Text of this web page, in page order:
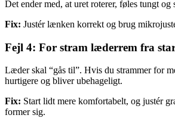
Det ender med, at uret roterer, føles tungt og
Fix: Justér lænken korrekt og brug
Fejl 4: For stram læderrem fra
Læder skal “gås til”. Hvis du strammer for
hurtigere og bliver ubehageligt.
Fix: Start lidt mere komfortabelt, og justér
former sig.